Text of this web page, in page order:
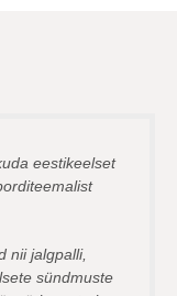
eestikeelset
nii jalgpalli,
sündmuste